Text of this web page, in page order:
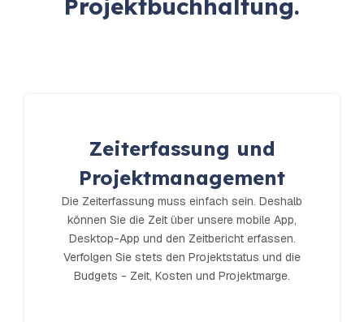
Projektbuchhaltung.
Zeiterfassung und
Projektmanagement
Die Zeiterfassung muss einfach sein. Deshalb
können Sie die Zeit über unsere mobile App,
Desktop-App und den Zeitbericht erfassen.
Verfolgen Sie stets den Projektstatus und die
Budgets - Zeit, Kosten und Projektmarge.